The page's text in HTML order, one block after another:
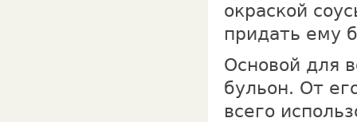
окраской
придать ему
Основой для
бульон. От
всего